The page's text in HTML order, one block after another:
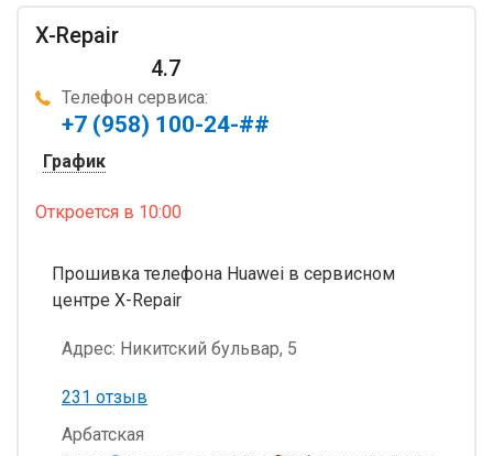
X-Repair
4.7
Телефон сервиса:
+7 (958) 100-24-##
График
Откроется в 10:00
Прошивка телефона Huawei в сервисном
центре X-Repair
Адрес: Никитский бульвар, 5
231 отзыв
Арбатская